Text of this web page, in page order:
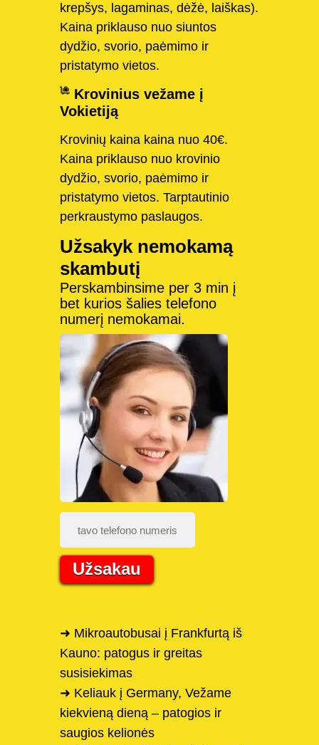
krepšys, lagaminas, dėžė, laiškas).
Kaina priklauso nuo siuntos
dydžio, svorio, paėmimo ir
pristatymo vietos.
Krovinius vežame į
Vokietiją
Krovinių kaina kaina nuo 40€.
Kaina priklauso nuo krovinio
dydžio, svorio, paėmimo ir
pristatymo vietos. Tarptautinio
perkraustymo paslaugos.
Užsakyk nemokamą
skambutį
Perskambinsime per 3 min į
bet kurios šalies telefono
numerį nemokamai.
Užsakau
➜ Mikroautobusai į Frankfurtą iš
Kauno: patogus ir greitas
susisiekimas
➜ Keliauk į Germany, Vežame
kiekvieną dieną – patogios ir
saugios kelionės